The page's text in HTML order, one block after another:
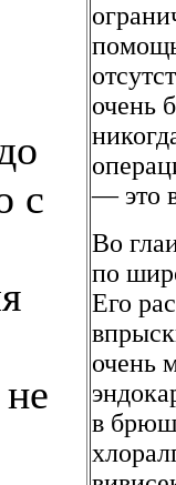
с
очень
— это
Во
по
Его
очень
в